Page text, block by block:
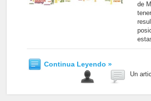
de
Continua Leyendo »
Un